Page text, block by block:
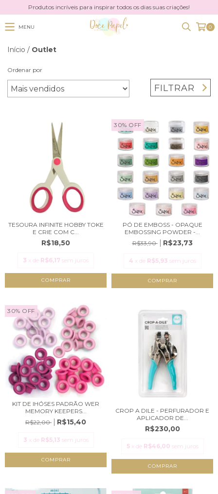
Produtos incríveis para inspirar todos os dias suas criações!
MENU 0
Início / Outlet
Ordenar por
FILTRAR
TESOURA INFINITE HOBBY TOKE
E CRIE COM C...
R$18,50
3 x de R$6,17 sem juros
30% OFF
PÓ DE EMBOSS - OPAQUE
EMBOSSING POWDER -...
R$33,90
R$23,73
4 x de R$5,93 sem juros
COMPRAR
30% OFF
KIT DE IHÓSES PADRÃO WER
MEMORY KEEPERS...
R$22,00
R$15,40
3 x de R$5,13 sem juros
COMPRAR
CROP A DILE - PERFURADOR E
APLICADOR DE...
R$230,00
5 x de R$46,00 sem juros